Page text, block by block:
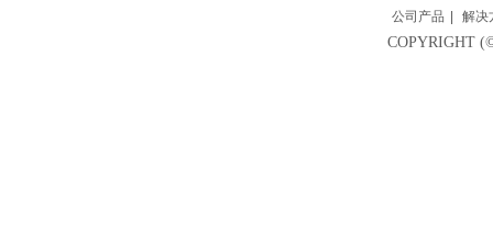
公司产品 解决
COPYRIGHT